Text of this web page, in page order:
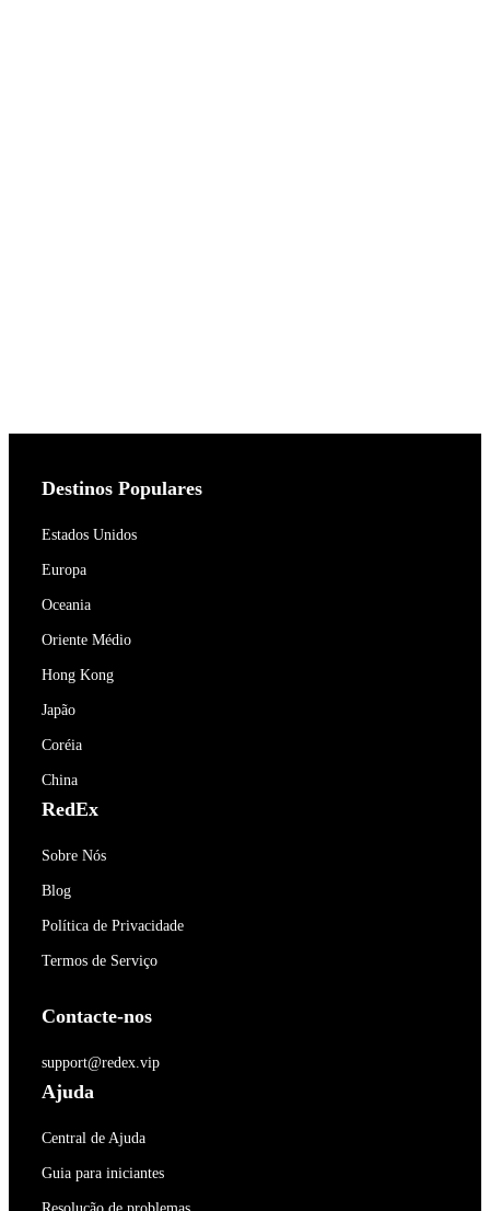
Destinos Populares
Estados Unidos
Europa
Oceania
Oriente Médio
Hong Kong
Japão
Coréia
China
RedEx
Sobre Nós
Blog
Política de Privacidade
Termos de Serviço
Contacte-nos
support@redex.vip
Ajuda
Central de Ajuda
Guia para iniciantes